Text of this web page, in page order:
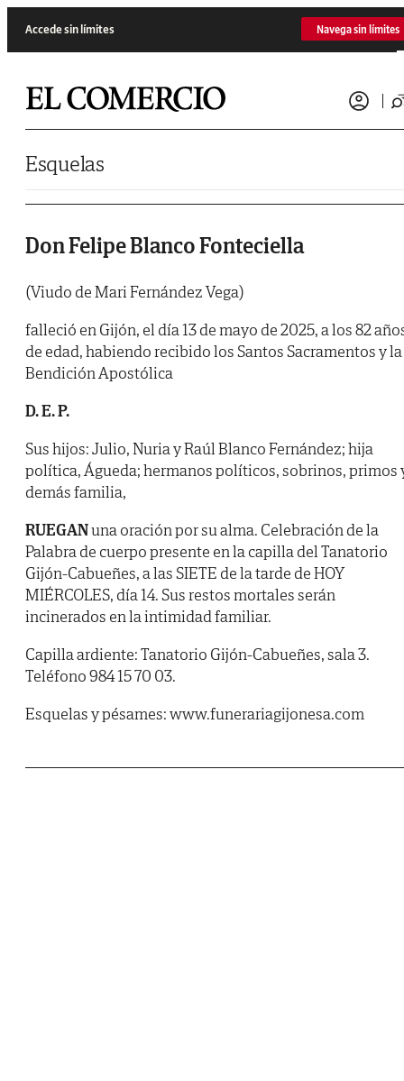
Accede sin límites Navega sin límites
Esquelas
Don Felipe Blanco Fonteciella
(Viudo de Mari Fernández Vega)
falleció en Gijón, el día 13 de mayo de 2025, a los 82
de edad, habiendo recibido los Santos Sacramentos y la
Bendición Apostólica
D. E. P.
Sus hijos: Julio, Nuria y Raúl Blanco Fernández; hija
política, Águeda; hermanos políticos, sobrinos, primos
demás familia,
RUEGANuna oración por su alma. Celebración de la
Palabra de cuerpo presente en la capilla del Tanatorio
Gijón-Cabueñes, a las SIETE de la tarde de HOY
MIÉRCOLES, día 14. Sus restos mortales serán
incinerados en la intimidad familiar.
Capilla ardiente: Tanatorio Gijón-Cabueñes, sala 3.
Teléfono 984 15 70 03.
Esquelas y pésames: www.funerariagijonesa.com